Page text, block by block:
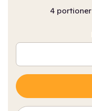
4 portioner